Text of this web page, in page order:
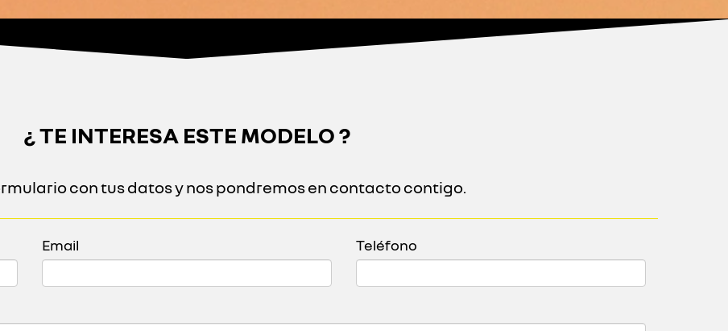
¿ TE INTERESA ESTE MODELO ?
con tus datos y nos pondremos en contacto contigo.
Email Teléfono